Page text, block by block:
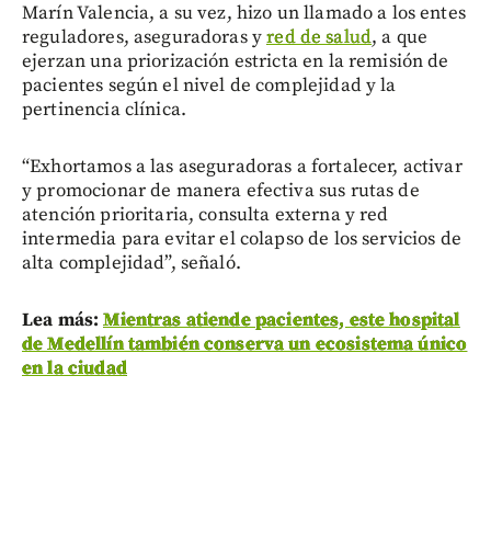
Marín Valencia, a su vez, hizo un llamado a los entes
reguladores, aseguradoras yred de salud, a que
ejerzan una priorización estricta en la remisión de
pacientes según el nivel de complejidad y la
pertinencia clínica.
“Exhortamos a las aseguradoras a fortalecer, activar
y promocionar de manera efectiva sus rutas de
atención prioritaria, consulta externa y red
intermedia para evitar el colapso de los servicios de
alta complejidad”, señaló.
Lea más:Mientras atiende pacientes, este hospital
de Medellín también conserva un ecosistema único
en la ciudad